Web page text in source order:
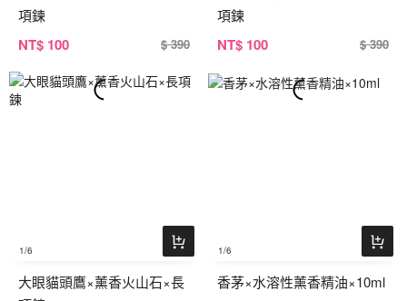
項鍊
NT$ 100 $ 390
項鍊
NT$ 100 $ 390
1/6
大眼貓頭鷹×薰香火山石×長
1/6
香茅×水溶性薰香精油×10ml